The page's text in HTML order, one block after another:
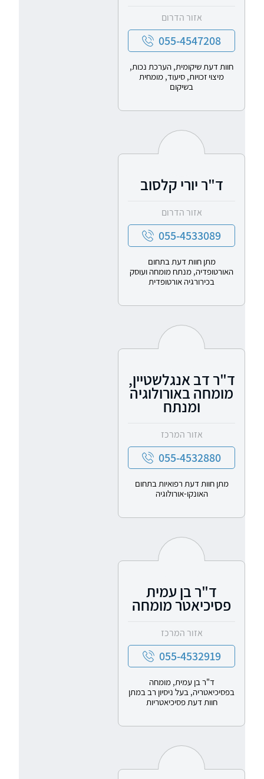
אזור הדרום
055-4547208
חוות דעת שיקומית, הערכת נכות,
מיצוי זכויות, סיעוד, מומחית
בשיקום
ד"ר יורי קלסוב
אזור הדרום
055-4533089
מתן חוות דעת בתחום
האורטופדיה, מנתח מומחה ועוסק
בכירורגיה אורטופדית
ד"ר דב אנגלשטיין,
מומחה באורולוגיה
ומנתח
אזור המרכז
055-4532880
מתן חוות דעת רפואיות בתחום
האונקו-אורולוגיה
ד"ר בן עמית
פסיכיאטר מומחה
אזור המרכז
055-4532919
ד"ר בן עמית, מומחה
בפסיכיאטריה, בעל ניסיון רב במתן
חוות דעת פסיכיאטריות